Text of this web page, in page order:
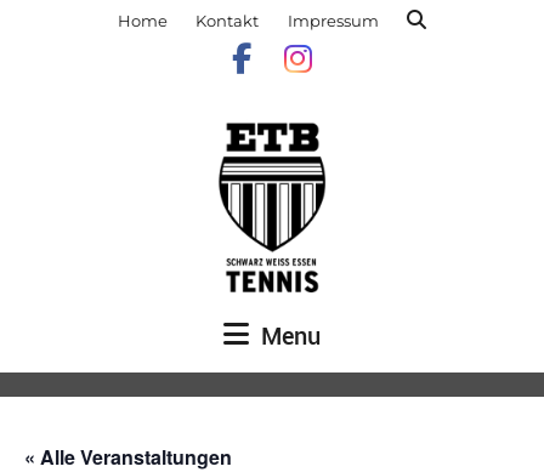
Home Kontakt Impressum
Menu
« Alle Veranstaltungen